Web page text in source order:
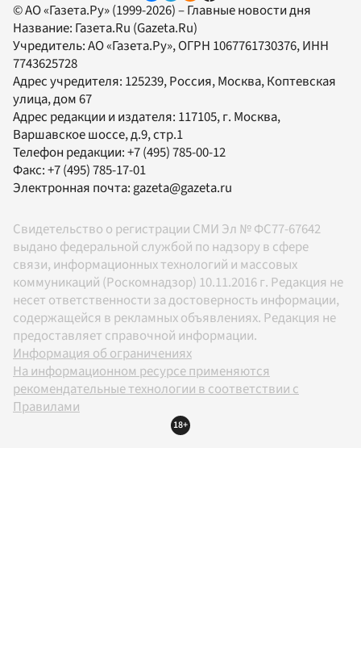
© АО «Газета.Ру» (1999-2026) – Главные новости дня
Название: Газета.Ru (Gazeta.Ru)
Учредитель:АО «Газета.Ру», ОГРН 1067761730376, ИНН
7743625728
Адрес учредителя: 125239, Россия, Москва, Коптевская
улица, дом 67
Адрес редакции и издателя: 117105, г. Москва,
Варшавское шоссе, д.9, стр.1
Телефон редакции:+7 (495) 785-00-12
Факс:+7 (495) 785-17-01
Электронная почта:gazeta@gazeta.ru
Свидетельство о регистрации СМИ Эл № ФС77-67642
выдано федеральной службой по надзору в сфере
связи, информационных технологий и массовых
коммуникаций (Роскомнадзор) 10.11.2016 г. Редакция не
несет ответственности за достоверность информации,
содержащейся в рекламных объявлениях. Редакция не
предоставляет справочной информации.
Информация об ограничениях
На информационном ресурсе применяются
рекомендательные технологии в соответствии с
Правилами
18+